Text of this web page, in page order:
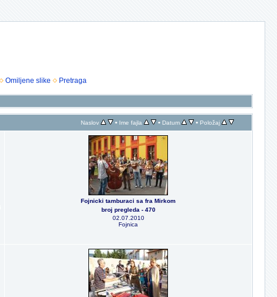
Omiljene slike Pretraga
Naslov • Ime fajla • Datum • Položaj
Fojnicki tamburaci sa fra Mirkom
broj pregleda - 470
02.07.2010
Fojnica